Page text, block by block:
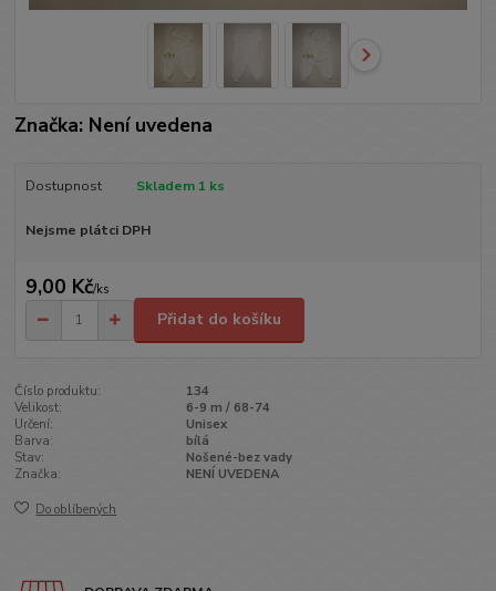
Značka: Není uvedena
Dostupnost Skladem 1 ks
Nejsme plátci DPH
9,00 Kč/ks
Přidat do košíku
Číslo produktu:
134
Velikost:
6-9 m / 68-74
Určení:
Unisex
Barva:
bílá
Stav:
Nošené-bez vady
Značka:
NENÍ UVEDENA
Do oblíbených